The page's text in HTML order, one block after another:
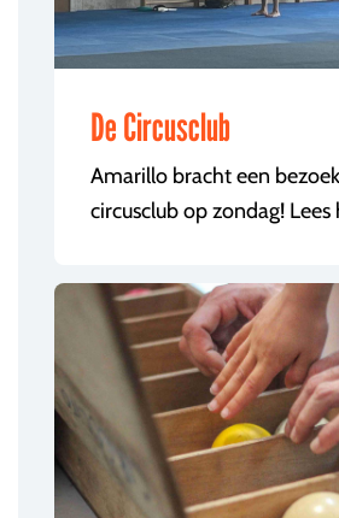
De Circusclub
Amarillo bracht een
circusclub op zondag! Lees